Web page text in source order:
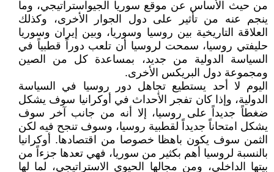
من حيث الأساس عن موقع سوريا الجيواستراتيجي، وما
ينجم عنه من تأثير على دول الجوار الأخرى، وكذلك
العلاقة التاريخية بين روسيا وسوريا، وبين إيران وسوريا
حليفتي روسيا، سمحت لروسيا أن تلعب دوراً قطبياً في
السياسة الدولية من جديد، بمساعدة كل من الصين
ومجموعة دول البريكس الأخرى.
اليوم لا أحد يستطيع تجاهل دور روسيا في السياسة
الدولية، وإذا كان تفجر الأحداث في أوكرانيا سوف يشكل
ضغطاً جديداً على روسيا، إلا أنه من جانب آخر سوف
يشكل امتحاناً جديداً لقطبية روسيا، وسوف تنجح فيه لكن
الثمن سوف يكون باهظا خصوصا من اقتصادها. أوكرانيا
بالنسبة لروسيا أهم بكثير من سوريا، فهي تعدها جزءاً من
بيتها الداخلي، ومن مجالها الحيوي الاستراتيجي، لما لها